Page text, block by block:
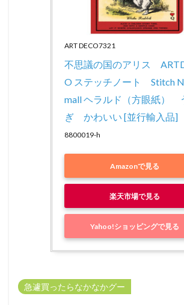
ART DECO7321
不思議の国のアリス　
O ステッチノート　Stitch
mall ヘラルド（方眼紙）　
ぎ　かわいい [並行輸入品]
8800019-h
Amazonで見る
楽天市場で見る
Yahoo!ショッピングで見る
急遽買ったらなかなかグー